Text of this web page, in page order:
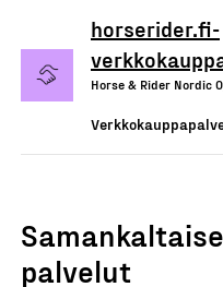
horserider.fi-
Horse & Rider Nordic
palvelut